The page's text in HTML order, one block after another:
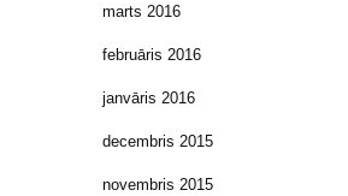
marts 2016
februāris 2016
janvāris 2016
decembris 2015
novembris 2015